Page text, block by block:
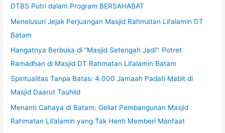
DTBS Putri dalam Program BERSAHABAT
Menelusuri Jejak Perjuangan Masjid Rahmatan Lil’alamin DT
Batam
Hangatnya Berbuka di “Masjid Setengah Jadi”: Potret
Ramadhan di Masjid DT Rahmatan Lil’alamin Batam
Spiritualitas Tanpa Batas: 4.000 Jamaah Padati Mabit di
Masjid Daarut Tauhiid
Menanti Cahaya di Batam: Geliat Pembangunan Masjid
Rahmatan Lil’alamin yang Tak Henti Memberi Manfaat